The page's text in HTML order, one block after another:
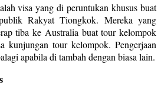
visa yang di peruntukan khusus buat
Rakyat Tiongkok. Mereka yang
tiba ke Australia buat tour kelompok
kunjungan tour kelompok. Pengerjaan
apabila di tambah dengan biasa lain.